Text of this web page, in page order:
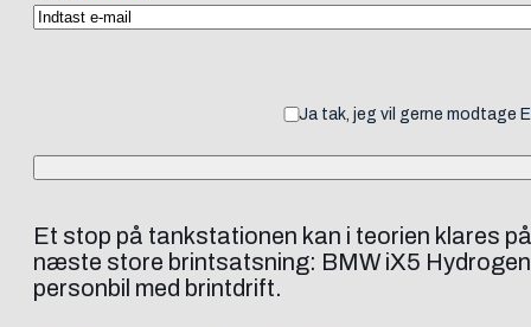
Ja tak, jeg vil gerne modtage
Et stop på tankstationen kan i teorien klares
næste store brintsatsning: BMW iX5
personbil med brintdrift.